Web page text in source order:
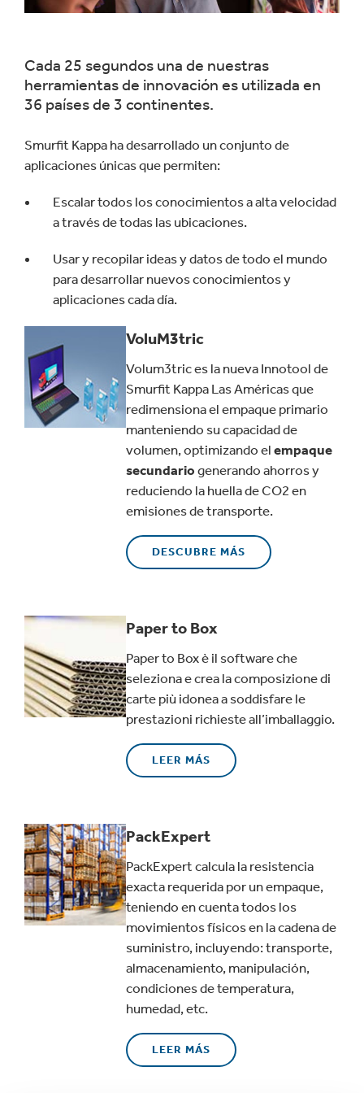
Cada 25 segundos una de nuestras
herramientas de innovación es utilizada en
36 países de 3 continentes.
Smurfit Kappa ha desarrollado un conjunto de
aplicaciones únicas que permiten:
Escalar todos los conocimientos a alta velocidad
a través de todas las ubicaciones.
Usar y recopilar ideas y datos de todo el mundo
para desarrollar nuevos conocimientos y
aplicaciones cada día.
VoluM3tric
Volum3tric es la nueva Innotool de
Smurfit Kappa Las Américas que
redimensiona el empaque primario
manteniendo su capacidad de
volumen, optimizando el empaque
secundario generando ahorros y
reduciendo la huella de CO2 en
emisiones de transporte.
DESCUBRE MÁS
Paper to Box
Paper to Box è il software che
seleziona e crea la composizione di
carte più idonea a soddisfare le
prestazioni richieste all’imballaggio.
LEER MÁS
PackExpert
PackExpert calcula la resistencia
exacta requerida por un empaque,
teniendo en cuenta todos los
movimientos físicos en la cadena de
suministro, incluyendo: transporte,
almacenamiento, manipulación,
condiciones de temperatura,
humedad, etc.
LEER MÁS